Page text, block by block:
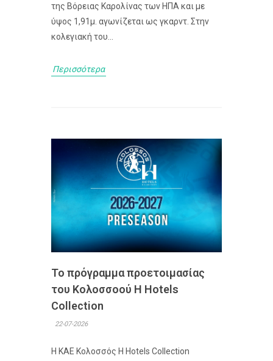
της Βόρειας Καρολίνας των ΗΠΑ και με
ύψος 1,91μ. αγωνίζεται ως γκαρντ. Στην
κολεγιακή του...
Περισσότερα
Το πρόγραμμα προετοιμασίας
του Κολοσσoού H Hotels
Collection
22-07-2026
Η ΚΑΕ Κολοσσός H Hotels Collection